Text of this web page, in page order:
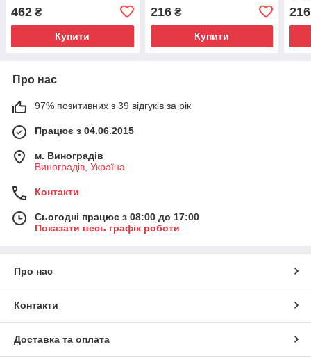
462 ₴
Купити
216₴
Купити
216
Про нас
97% позитивних з 39 відгуків за рік
Працює з 04.06.2015
м. Виноградів
Виноградів, Україна
Контакти
Сьогодні працює з 08:00 до 17:00
Показати весь графік роботи
Про нас
Контакти
Доставка та оплата